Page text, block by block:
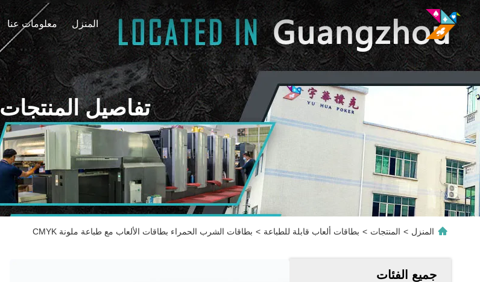
المنزل معلومات عنا
تفاصيل المنتجات
المنزل > المنتجات > بطاقات ألعاب قابلة للطباعة > بطاقات الشرب الحمراء بطاقات الألعاب مع طباعة ملونة CMYK
جميع الفئات